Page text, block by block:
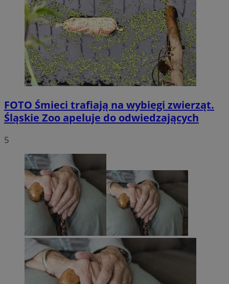
FOTO Śmieci trafiają na wybiegi zwierząt.
Śląskie Zoo apeluje do odwiedzających
5